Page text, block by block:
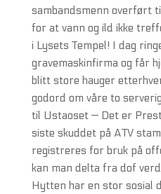
sambandsmenn overført
for at vann og ild ikke
i Lysets Tempel! I dag
gravemaskinfirma og får
blitt store hauger
godord om våre to
til Ustaoset — Det er
siste skuddet på ATV
registreres for bruk på
kan man delta fra dof
Hytten har en stor sosial